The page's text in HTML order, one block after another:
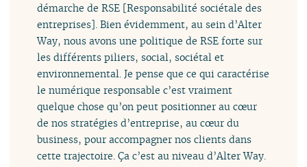
démarche de RSE [Responsabilité sociétale des
entreprises]. Bien évidemment, au sein d’Alter
Way, nous avons une politique de RSE forte sur
les différents piliers, social, sociétal et
environnemental. Je pense que ce qui caractérise
le numérique responsable c’est vraiment
quelque chose qu’on peut positionner au cœur
de nos stratégies d’entreprise, au cœur du
business, pour accompagner nos clients dans
cette trajectoire. Ça c’est au niveau d’Alter Way.